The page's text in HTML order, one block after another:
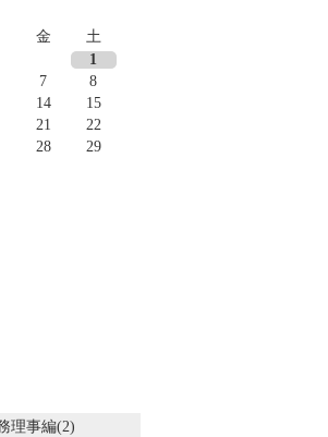
金
土
1
7
8
14
15
21
22
28
29
理事編(2)